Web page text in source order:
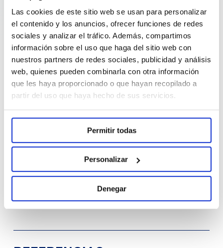
Las cookies de este sitio web se usan para personalizar
el contenido y los anuncios, ofrecer funciones de redes
sociales y analizar el tráfico. Además, compartimos
información sobre el uso que haga del sitio web con
nuestros partners de redes sociales, publicidad y análisis
web, quienes pueden combinarla con otra información
que les haya proporcionado o que hayan recopilado a
partir del uso que haya hecho de sus servicios.
Permitir todas
Personalizar
Denegar
Actualmente, los de segunda generación,
como aquellos cuyo principio activo es la
bilastina, tienen mucha menos probabilidad de
provocar sueño e incluso algunos de ellos
están recomendados tanto para el alivio de la
rinoconjuntivitis alérgica, como de la urticaria,
con síntomas leves. De venta libre en
farmacias, no requieren prescripción médica y
basta con un único comprimido diario para
obtener un alivio prolongado durante todo el
día.